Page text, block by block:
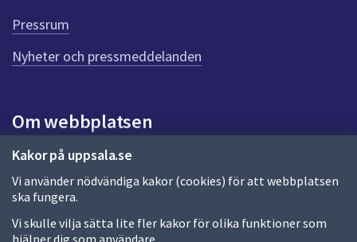
Kakor på uppsala.se
Vi använder nödvändiga kakor (cookies) för att webbplatsen
ska fungera.
Vi skulle vilja sätta lite fler kakor för olika funktioner som
hjälper dig som användare.
e
n
n
a
d
a
Pressrum
Nyheter och pressmeddelanden
Om webbplatsen
Om webbplatsen
Allmänna handlingar och diarium
Behandling av personuppgifter